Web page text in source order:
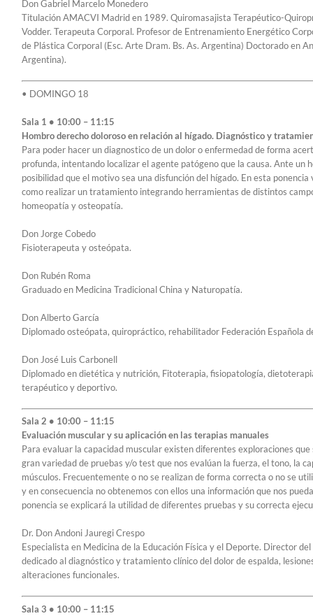
Don Gabriel Marcelo Monedero
Titulación AMACVI Madrid en 1989. Quiromasajista Terapéutico-
Vodder. Terapeuta Corporal. Profesor de Entrenamiento Energético
de Plástica Corporal (Esc. Arte Dram. Bs. As. Argentina) Doctorado en
Argentina).
• DOMINGO 18
Sala 1 • 10:00 – 11:15
Hombro derecho doloroso en relación al hígado. Diagnóstico y
Para poder hacer un diagnostico de un dolor o enfermedad de forma
profunda, intentando localizar el agente patógeno que la causa. Ante un
posibilidad que el motivo sea una disfunción del hígado. En esta
como realizar un tratamiento integrando herramientas de distintos
homeopatía y osteopatía.
Don Jorge Cobedo
Fisioterapeuta y osteópata.
Don Rubén Roma
Graduado en Medicina Tradicional China y Naturopatía.
Don Alberto García
Diplomado osteópata, quiropráctico, rehabilitador Federación Española
Don José Luis Carbonell
Diplomado en dietética y nutrición, Fitoterapia, fisiopatología,
terapéutico y deportivo.
Sala 2 • 10:00 – 11:15
Evaluación muscular y su aplicación en las terapias manuales
Para evaluar la capacidad muscular existen diferentes exploraciones
gran variedad de pruebas y/o test que nos evalúan la fuerza, el tono, la
músculos. Frecuentemente o no se realizan de forma correcta o no se
y en consecuencia no obtenemos con ellos una información que nos
ponencia se explicará la utilidad de diferentes pruebas y su correcta
Dr. Don Andoni Jauregi Crespo
Especialista en Medicina de la Educación Física y el Deporte. Director
dedicado al diagnóstico y tratamiento clínico del dolor de espalda,
alteraciones funcionales.
Sala 3 • 10:00 – 11:15